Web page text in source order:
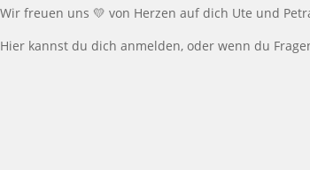
Wir freuen uns 💛 von Herzen auf dich Ute und
Hier kannst du dich anmelden, oder wenn du